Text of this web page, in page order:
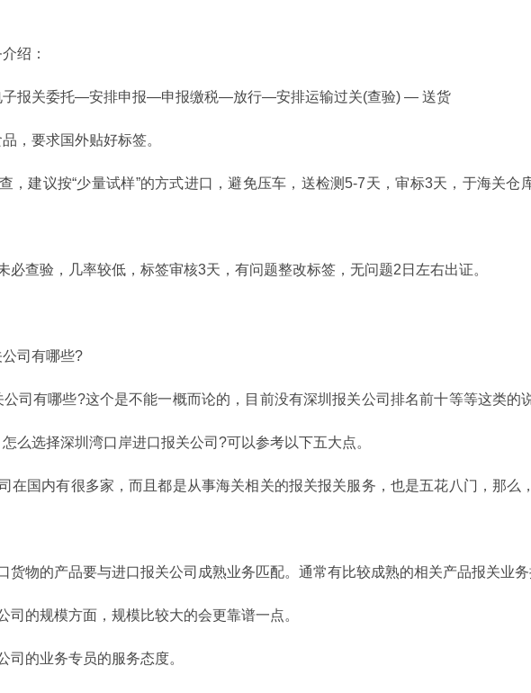
绍：
关委托—安排申报—申报缴税—放行—安排运输过关(查验) — 送货
要求国外贴好标签。
建议按“少量试样”的方式进口，避免压车，送检测5-7天，审标3天，于海关仓
查验，几率较低，标签审核3天，有问题整改标签，无问题2日左右出证。
司有哪些?
有哪些?这个是不能一概而论的，目前没有深圳报关公司排名前十等等这类的
么选择深圳湾口岸进口报关公司?可以参考以下五大点。
国内有很多家，而且都是从事海关相关的报关报关服务，也是五花八门，那么
物的产品要与进口报关公司成熟业务匹配。通常有比较成熟的相关产品报关业务
的规模方面，规模比较大的会更靠谱一点。
的业务专员的服务态度。